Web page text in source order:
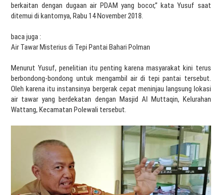
berkaitan dengan dugaan air PDAM yang bocor,” kata Yusuf saat
ditemui di kantornya, Rabu 14 November 2018.
baca juga :
Air Tawar Misterius di Tepi Pantai Bahari Polman
Menurut Yusuf, penelitian itu penting karena masyarakat kini terus
berbondong-bondong untuk mengambil air di tepi pantai tersebut.
Oleh karena itu instansinya bergerak cepat meninjau langsung lokasi
air tawar yang berdekatan dengan Masjid Al Muttaqin, Kelurahan
Wattang, Kecamatan Polewali tersebut.